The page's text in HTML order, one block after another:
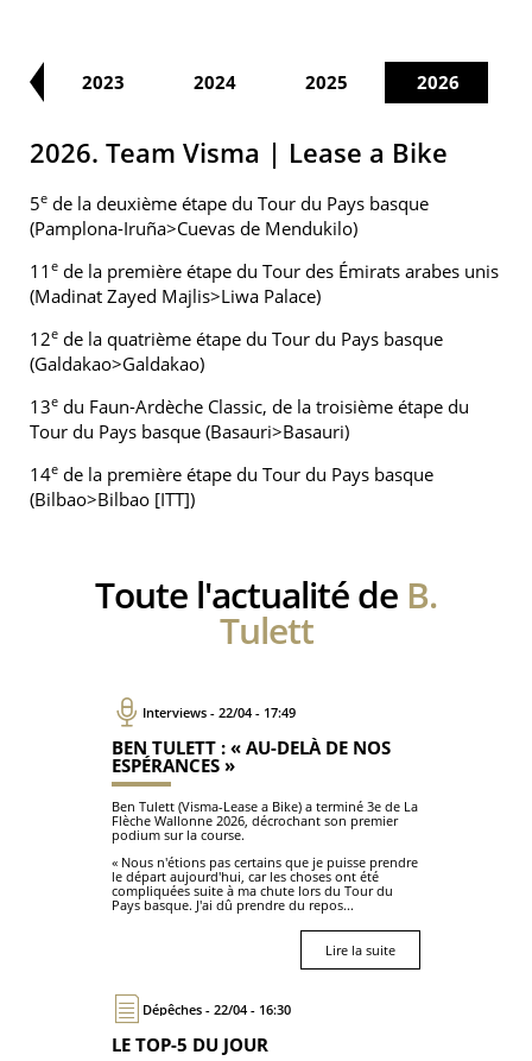
2023 2024 2025 2026
2026. Team Visma | Lease a Bike
5e de la deuxième étape du Tour du Pays basque
(Pamplona-Iruña>Cuevas de Mendukilo)
11 e de la première étape du Tour des Émirats arabes unis
(Madinat Zayed Majlis>Liwa Palace)
12e de la quatrième étape du Tour du Pays basque
(Galdakao>Galdakao)
13e du Faun-Ardèche Classic, de la troisième étape du
Tour du Pays basque (Basauri>Basauri)
14e de la première étape du Tour du Pays basque
(Bilbao>Bilbao [ITT])
Toute l'actualité de B.
Tulett
Interviews - 22/04 - 17:49
BEN TULETT : « AU-DELÀ DE NOS
ESPÉRANCES »
Ben Tulett (Visma-Lease a Bike) a terminé 3e de La
Flèche Wallonne 2026, décrochant son premier
podium sur la course.
« Nous n'étions pas certains que je puisse prendre
le départ aujourd'hui, car les choses ont été
compliquées suite à ma chute lors du Tour du
Pays basque. J'ai dû prendre du repos...
Lire la suite
Dépêches - 22/04 - 16:30
LE TOP-5 DU JOUR